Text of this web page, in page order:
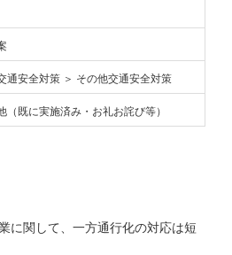
通安全対策 ＞ その他交通安全対策
（既に実施済み・お礼お詫び等）
に関して、一方通行化の対応は短